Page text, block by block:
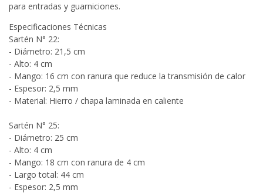
para entradas y guarniciones.
Especificaciones Técnicas
Sartén N° 22:
- Diámetro: 21,5 cm
- Alto: 4 cm
- Mango: 16 cm con ranura que reduce la transmisión de calor
- Espesor: 2,5 mm
- Material: Hierro / chapa laminada en caliente
Sartén N° 25:
- Diámetro: 25 cm
- Alto: 4 cm
- Mango: 18 cm con ranura de 4 cm
- Largo total: 44 cm
- Espesor: 2,5 mm